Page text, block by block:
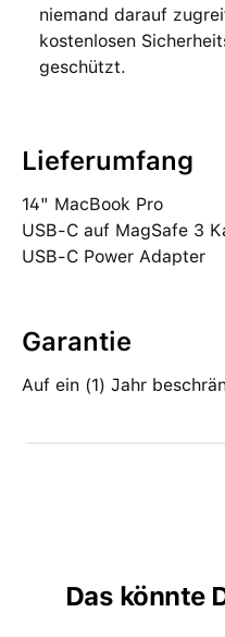
niemand darauf
kostenlosen
geschützt.
Lieferumfang
14" MacBook Pro
USB‑C auf MagSafe 3
USB‑C Power Adapter
Garantie
Auf ein (1) Jahr
Das könnte